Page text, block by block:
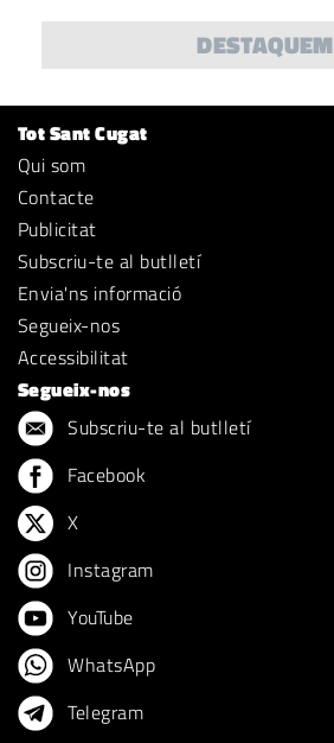
DESTAQUEM
Tot Sant Cugat
Qui som
Contacte
Publicitat
Subscriu-te al butlletí
Envia'ns informació
Segueix-nos
Accessibilitat
Segueix-nos
Subscriu-te al butlletí
Facebook
X
Instagram
YouTube
WhatsApp
Telegram